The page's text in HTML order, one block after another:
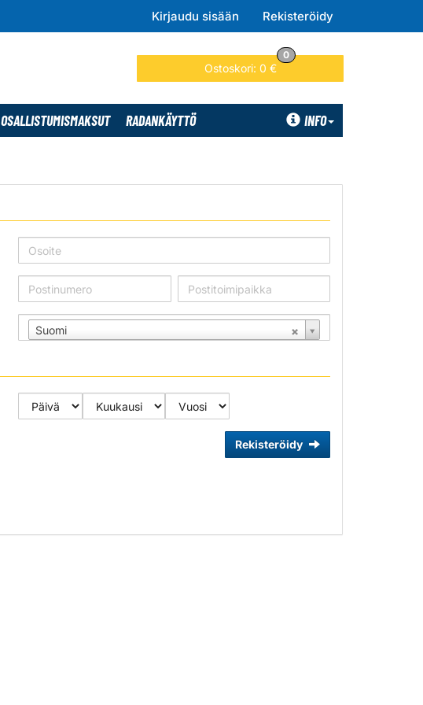
Kirjaudu sisään Rekisteröidy
Ostoskori: 0 €
0
OSALLISTUMISMAKSUT RADANKÄYTTÖ INFO
Suomi
Rekisteröidy